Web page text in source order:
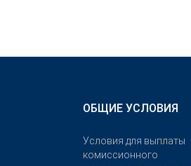
ОБЩИЕ УСЛОВИЯ
Условия для выплаты
комиссионного